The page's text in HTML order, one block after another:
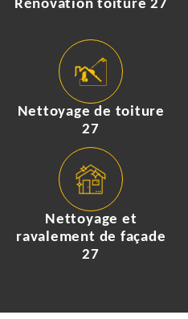
Rénovation toiture 27
Nettoyage de toiture
27
Nettoyage et
ravalement de façade
27